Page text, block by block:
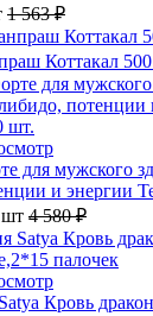
1 563 ₽
Коттакал
для мужского
и энергии
4 580 ₽
Кровь